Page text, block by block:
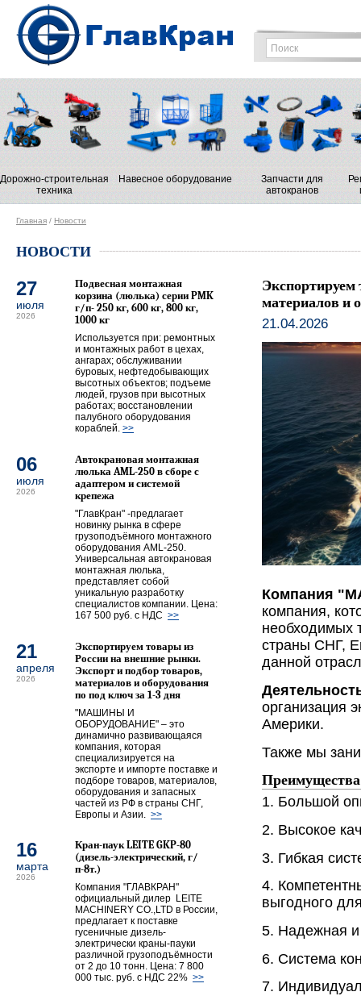
Дорожно-строительная
техника
Навесное оборудование
Запчасти для
автокранов
Главная / Новости
НОВОСТИ
27
июля
2026
Подвесная монтажная
корзина (люлька) серии PMK
г/п- 250 кг, 600 кг, 800 кг,
1000 кг
Используется при: ремонтных
и монтажных работ в цехах,
ангарах; обслуживании
буровых, нефтедобывающих
высотных объектов; подъеме
людей, грузов при высотных
работах; восстановлении
палубного оборудования
кораблей. >>
06
июля
2026
Автокрановая монтажная
люлька AML-250 в сборе с
адаптером и системой
крепежа
"ГлавКран" -предлагает
новинку рынка в сфере
грузоподъёмного монтажного
оборудования AML-250.
Универсальная автокрановая
монтажная люлька,
представляет собой
уникальную разработку
специалистов компании. Цена:
167 500 руб. с НДС >>
21
апреля
2026
Экспортируем товары из
России на внешние рынки.
Экспорт и подбор товаров,
материалов и оборудования
по под ключ за 1-3 дня
"МАШИНЫ И
ОБОРУДОВАНИЕ" – это
динамично развивающаяся
компания, которая
специализируется на
экспорте и импорте поставке и
подборе товаров, материалов,
оборудования и запасных
частей из РФ в страны СНГ,
Европы и Азии. >>
16
марта
2026
Кран-паук LEITE GKP-80
(дизель-электрический, г/
п-8т.)
Компания "ГЛАВКРАН"
официальный дилер LEITE
MACHINERY CO.,LTD в России,
предлагает к поставке
гусеничные дизель-
электрически краны-пауки
различной грузоподъёмности
от 2 до 10 тонн. Цена: 7 800
000 тыс. руб. с НДС 22% >>
Экспортируем
материалов и
21.04.2026
Компания
компания,
необходимых
страны СНГ,
данной
организация
Америки.
Также мы
1. Большой
2. Высокое
3. Гибкая
4.
выгодного
5. Надежная и
6. Система
7.